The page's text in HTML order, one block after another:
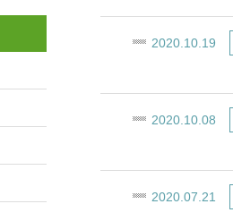
2020.10.19
2020.10.08
2020.07.21